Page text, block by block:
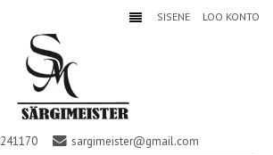
SISENE LOO KONTO
sargimeister@gmail.com